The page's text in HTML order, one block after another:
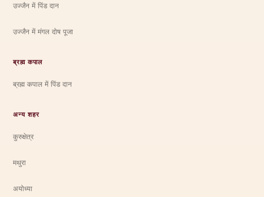
उज्जैन में पिंड दान
उज्जैन में मंगल दोष पूजा
ब्रह्म कपाल
ब्रह्म कपाल में पिंड दान
अन्य शहर
कुरुक्षेत्र
मथुरा
अयोध्या